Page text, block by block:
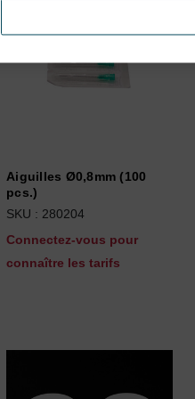
Aiguilles Ø0,8mm (100
pcs.)
SKU : 280204
Connectez-vous pour
connaître les tarifs